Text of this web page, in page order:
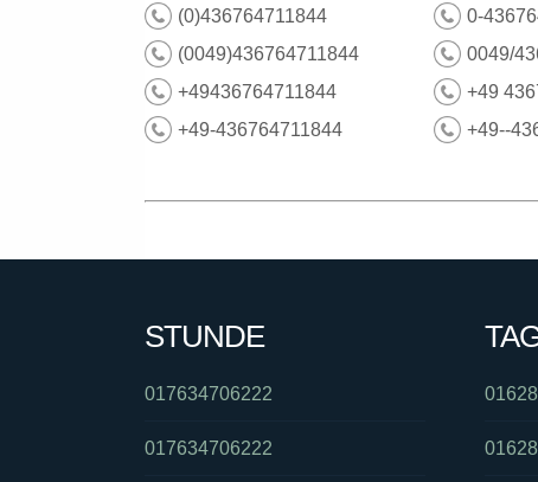
(0)436764711844
0-
(0049)436764711844
0049/
+49436764711844
+49
+49-436764711844
+49--
STUNDE
017634706222
017634706222